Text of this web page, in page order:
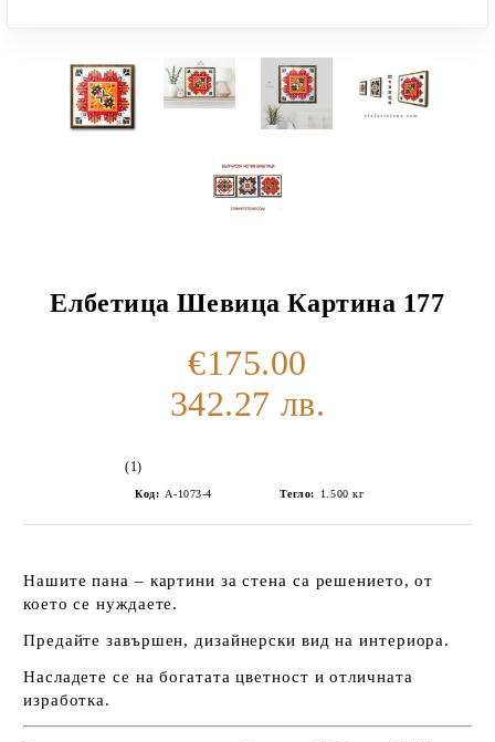
Елбетица Шевица Картина 177
€175.00
342.27 лв.
(1)
Код: А-1073-4 Тегло: 1.500 кг
Нашите пана – картини за стена са решението, от
което се нуждаете.
Предайте завършен, дизайнерски вид на интериора.
Насладете се на богатата цветност и отличната
изработка.